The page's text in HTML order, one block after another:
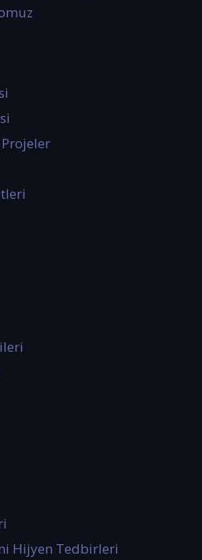
Hijyen Tedbirleri